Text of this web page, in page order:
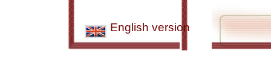
English version